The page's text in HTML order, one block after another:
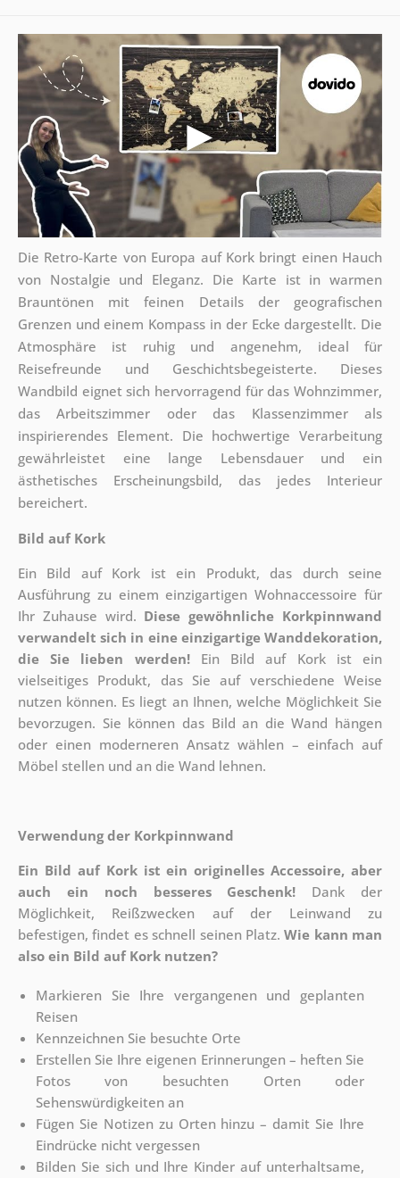
Die Retro-Karte von Europa auf Kork bringt einen Hauch
von Nostalgie und Eleganz. Die Karte ist in warmen
Brauntönen mit feinen Details der geografischen
Grenzen und einem Kompass in der Ecke dargestellt. Die
Atmosphäre ist ruhig und angenehm, ideal für
Reisefreunde und Geschichtsbegeisterte. Dieses
Wandbild eignet sich hervorragend für das Wohnzimmer,
das Arbeitszimmer oder das Klassenzimmer als
inspirierendes Element. Die hochwertige Verarbeitung
gewährleistet eine lange Lebensdauer und ein
ästhetisches Erscheinungsbild, das jedes Interieur
bereichert.
Bild auf Kork
Ein Bild auf Kork ist ein Produkt, das durch seine
Ausführung zu einem einzigartigen Wohnaccessoire für
Ihr Zuhause wird. Diese gewöhnliche Korkpinnwand
verwandelt sich in eine einzigartige Wanddekoration,
die Sie lieben werden!Ein Bild auf Kork ist ein
vielseitiges Produkt, das Sie auf verschiedene Weise
nutzen können. Es liegt an Ihnen, welche Möglichkeit Sie
bevorzugen. Sie können das Bild an die Wand hängen
oder einen moderneren Ansatz wählen – einfach auf
Möbel stellen und an die Wand lehnen.
Verwendung der Korkpinnwand
Ein Bild auf Kork ist ein originelles Accessoire, aber
auch ein noch besseres Geschenk! Dank der
Möglichkeit, Reißzwecken auf der Leinwand zu
befestigen, findet es schnell seinen Platz.Wie kann man
also ein Bild auf Kork nutzen?
Markieren Sie Ihre vergangenen und geplanten
Reisen
Kennzeichnen Sie besuchte Orte
Erstellen Sie Ihre eigenen Erinnerungen – heften Sie
Fotos von besuchten Orten oder
Sehenswürdigkeiten an
Fügen Sie Notizen zu Orten hinzu – damit Sie Ihre
Eindrücke nicht vergessen
Bilden Sie sich und Ihre Kinder auf unterhaltsame,